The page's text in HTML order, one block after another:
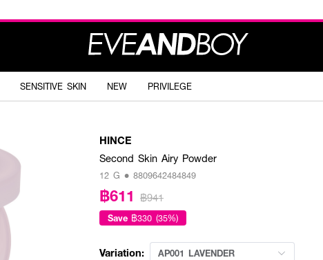
SENSITIVE SKIN NEW PRIVILEGE
HINCE
Second Skin Airy Powder
12 G • 8809642484849
฿611 ฿941
Save ฿330 (35%)
Variation: AP001 LAVENDER